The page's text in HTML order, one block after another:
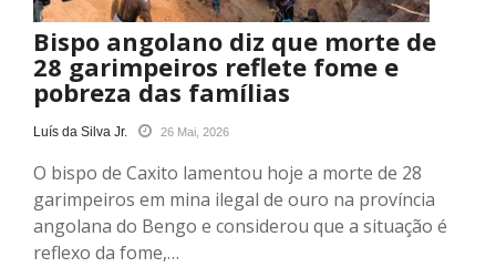
Bispo angolano diz que morte de
28 garimpeiros reflete fome e
pobreza das famílias
Luís da Silva Jr. 26 Mai, 2026
O bispo de Caxito lamentou hoje a morte de 28
garimpeiros em mina ilegal de ouro na província
angolana do Bengo e considerou que a situação é
reflexo da fome,…